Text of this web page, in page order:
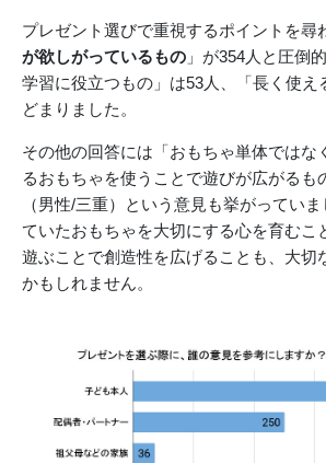
プレゼント選びで重視するポイントを尋
が欲しがっているもの 」が354人と圧倒
学習に役立つもの」は53人、「長く使え
どまりました。
その他の回答には「おもちゃ単体ではな
るおもちゃを使うことで遊びが広がるも
（男性/三重）という意見も挙がってい
ていたおもちゃを大切にする心を育むこ
遊ぶことで創造性を広げることも、大切
かもしれません。